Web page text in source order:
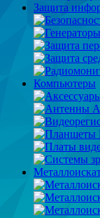
Защита
Компьютеры